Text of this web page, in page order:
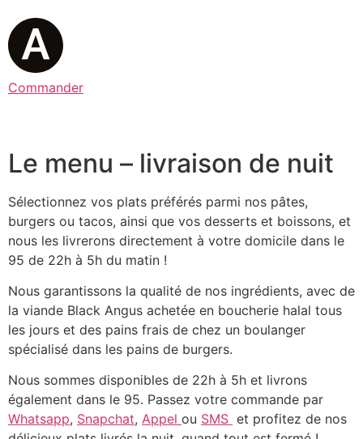
Commander
Le menu – livraison de nuit
Sélectionnez vos plats préférés parmi nos pâtes,
burgers ou tacos, ainsi que vos desserts et boissons, et
nous les livrerons directement à votre domicile dans le
95 de 22h à 5h du matin !
Nous garantissons la qualité de nos ingrédients, avec de
la viande Black Angus achetée en boucherie halal tous
les jours et des pains frais de chez un boulanger
spécialisé dans les pains de burgers.
Nous sommes disponibles de 22h à 5h et livrons
également dans le 95. Passez votre commande par
Whatsapp, Snapchat, Appel ou SMS et profitez de nos